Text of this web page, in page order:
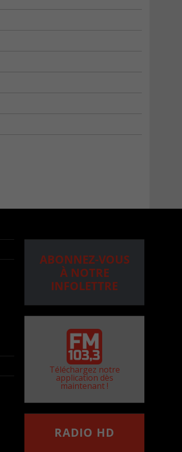
ABONNEZ-VOUS
À NOTRE
INFOLETTRE
Téléchargez notre
application dès
maintenant !
RADIO HD